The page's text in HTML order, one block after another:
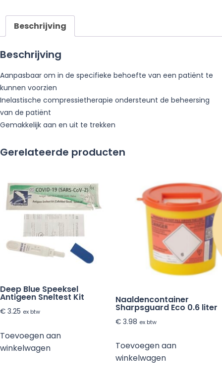
Beschrijving
Beschrijving
Aanpasbaar om in de specifieke behoefte van een patiënt te
kunnen voorzien
Inelastische compressietherapie ondersteunt de beheersing
van de patiënt
Gemakkelijk aan en uit te trekken
Gerelateerde producten
Deep Blue Speeksel
Antigeen Sneltest Kit
€ 3.25 ex btw
Toevoegen aan
winkelwagen
Naaldencontainer
Sharpsguard Eco 0.6 liter
€3.98 ex btw
Toevoegen aan
winkelwagen